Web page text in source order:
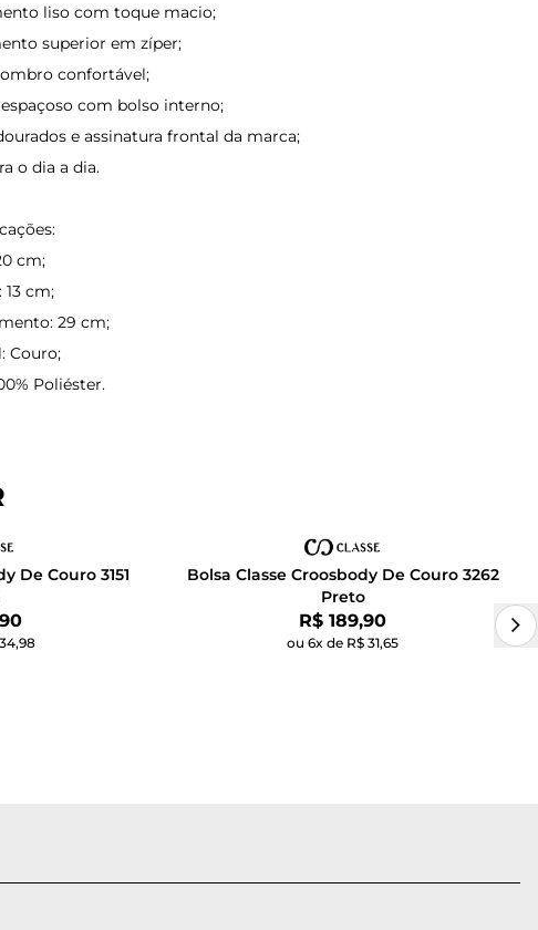
liso com toque macio;
superior em zíper;
confortável;
com bolso interno;
e assinatura frontal da marca;
o dia a dia.
cm;
13 cm;
29 cm;
Couro;
Poliéster.
De Couro 3151
Bolsa Classe Croosbody De Couro 3262
Preto
Por:
R$ 189,90
ou 6x de R$ 31,65